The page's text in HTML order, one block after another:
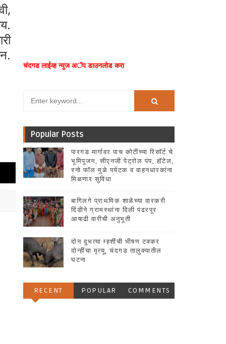
चंदगड लाईव्ह न्युज अॅप डाउनलोड करा
Popular Posts
पारगड मार्गावर पाच कोटींच्या रिसॉर्ट चे
भूमिपूजन, सीएनजी पेट्रोल पंप, हॉटेल,
स्नो फॉल मुळे पर्यटक व वाहनधारकांना
मिळणार सुविधा
बागिलगे प्राथमिक शाळेच्या वारकरी
दिंडीने ग्रामस्थांना दिली पंढरपूर
आषाढी वारीची अनुभूती
दोन दुभत्या म्हशींची भीषण टक्कर
दोन्हींचा मृत्यू, चंदगड तालुक्यातील
घटना
RECENT POPULAR COMMENTS